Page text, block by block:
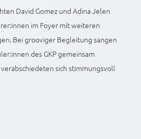
David Gomez und Adina Jelen
im Foyer mit weiteren
Bei grooviger Begleitung sangen
des GKP gemeinsam
sich stimmungsvoll